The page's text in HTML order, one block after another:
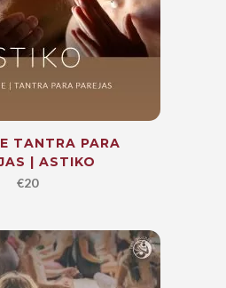
TANTRA PARA
| ASTIKO
€20